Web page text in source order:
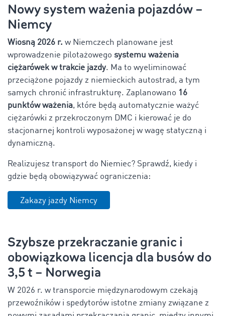
Nowy system ważenia pojazdów –
Niemcy
Wiosną 2026 r. w Niemczech planowane jest
wprowadzenie pilotażowego systemu ważenia
ciężarówek w trakcie jazdy. Ma to wyeliminować
przeciążone pojazdy z niemieckich autostrad, a tym
samych chronić infrastrukturę. Zaplanowano 16
punktów ważenia, które będą automatycznie ważyć
ciężarówki z przekroczonym DMC i kierować je do
stacjonarnej kontroli wyposażonej w wagę statyczną i
dynamiczną.
Realizujesz transport do Niemiec? Sprawdź, kiedy i
gdzie będą obowiązywać ograniczenia:
Zakazy jazdy Niemcy
Szybsze przekraczanie granic i
obowiązkowa licencja dla busów do
3,5 t – Norwegia
W 2026 r. w transporcie międzynarodowym czekają
przewoźników i spedytorów istotne zmiany związane z